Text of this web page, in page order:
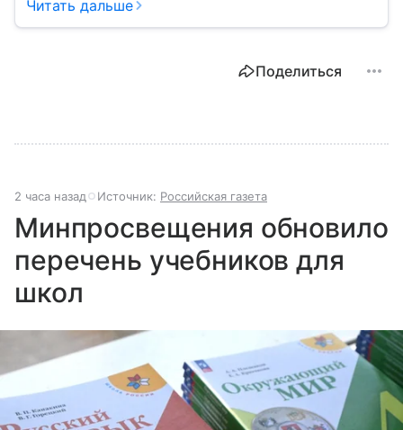
Читать дальше
Поделиться
2 часа назад Источник: Российская газета
Минпросвещения обновило
перечень учебников для
школ